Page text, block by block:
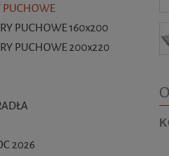
PUCHOWE
PUCHOWE 160x200
PUCHOWE 200x220
2026